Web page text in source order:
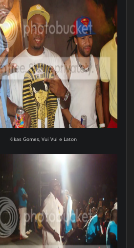
Kikas Gomes, Vui Vui e Laton